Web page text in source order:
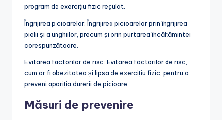
program de exercițiu fizic regulat.
Îngrijirea picioarelor: Îngrijirea picioarelor prin îngrijirea
pielii și a unghiilor, precum și prin purtarea încălțămintei
corespunzătoare.
Evitarea factorilor de risc: Evitarea factorilor de risc,
cum ar fi obezitatea și lipsa de exercițiu fizic, pentru a
preveni apariția durerii de picioare.
Măsuri de prevenire